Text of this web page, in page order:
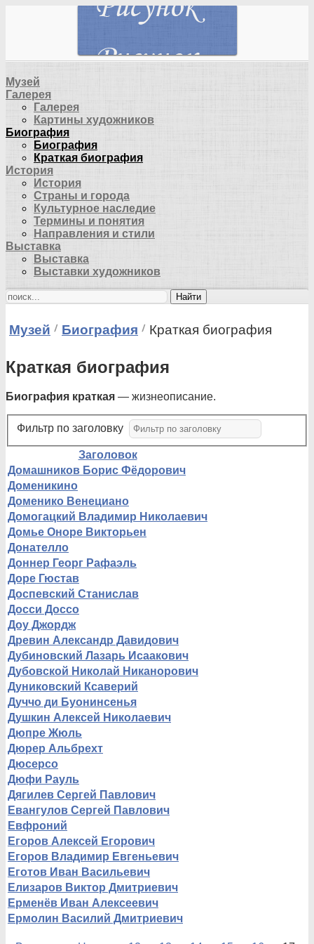
Музей
Галерея
Галерея
Картины художников
Биография
Биография
Краткая биография
История
История
Страны и города
Культурное наследие
Термины и понятия
Направления и стили
Выставка
Выставка
Выставки художников
Найти
Музей Биография Краткая биография
Краткая биография
Биография краткая — жизнеописание.
Фильтр по заголовку
Заголовок
Домашников Борис Фёдорович
Доменикино
Доменико Венециано
Домогацкий Владимир Николаевич
Домье Оноре Викторьен
Донателло
Доннер Георг Рафаэль
Доре Гюстав
Доспевский Станислав
Досси Доссо
Доу Джордж
Древин Александр Давидович
Дубиновский Лазарь Исаакович
Дубовской Николай Никанорович
Дуниковский Ксаверий
Дуччо ди Буонинсенья
Душкин Алексей Николаевич
Дюпре Жюль
Дюрер Альбрехт
Дюсерсо
Дюфи Рауль
Дягилев Сергей Павлович
Евангулов Сергей Павлович
Евфроний
Егоров Алексей Егорович
Егоров Владимир Евгеньевич
Еготов Иван Васильевич
Елизаров Виктор Дмитриевич
Ерменёв Иван Алексеевич
Ермолин Василий Дмитриевич